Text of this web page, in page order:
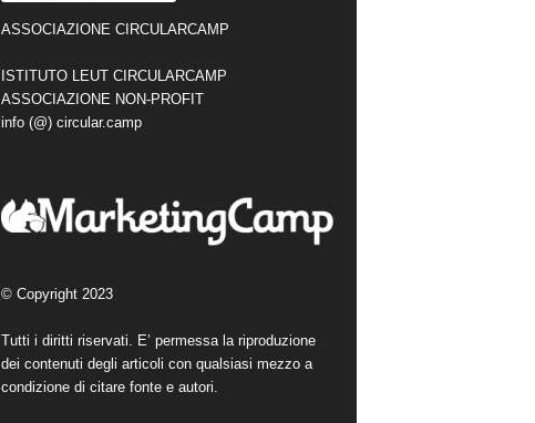
ASSOCIAZIONE CIRCULARCAMP
ISTITUTO LEUT CIRCULARCAMP
ASSOCIAZIONE NON-PROFIT
info (@) circular.camp
© Copyright 2023
Tutti i diritti riservati. E’ permessa la riproduzione
dei contenuti degli articoli con qualsiasi mezzo a
condizione di citare fonte e autori.